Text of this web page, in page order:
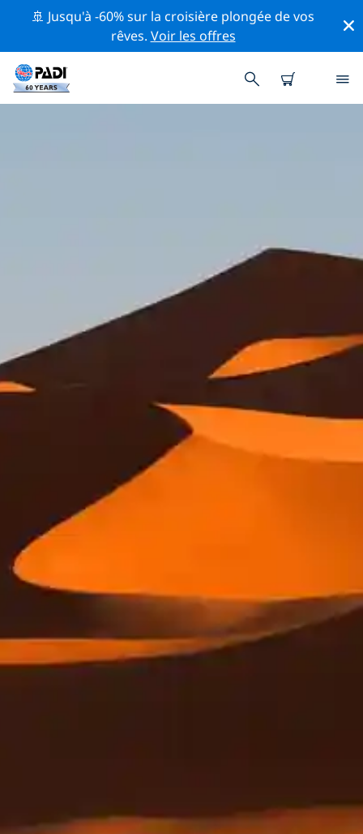
🚢 Jusqu'à -60% sur la croisière plongée de vos
rêves. Voir les offres